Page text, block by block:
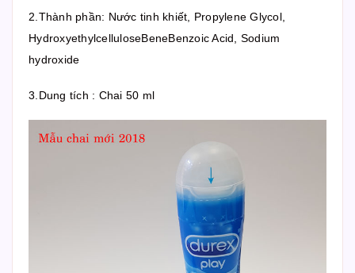
2.Thành phần: Nước tinh khiết, Propylene Glycol,
HydroxyethylcelluloseBeneBenzoic Acid, Sodium
hydroxide
3.Dung tích : Chai 50 ml